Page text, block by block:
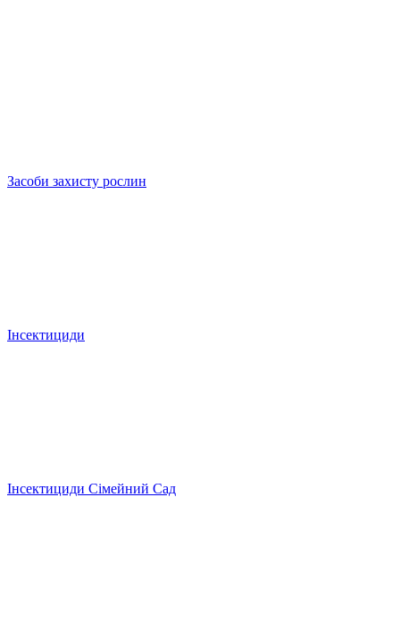
Засоби захисту рослин
Інсектициди
Інсектициди Сімейний Сад